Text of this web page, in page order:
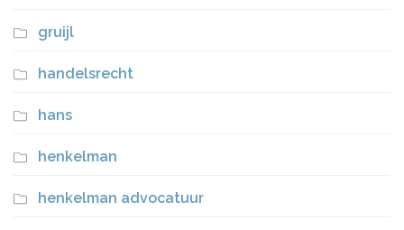
gruijl
handelsrecht
hans
henkelman
henkelman advocatuur